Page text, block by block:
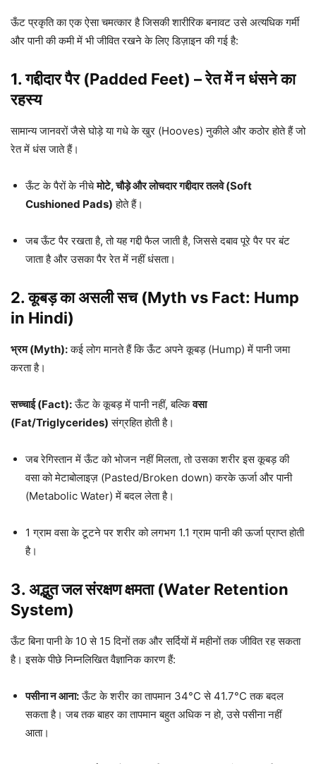
ऊँट प्रकृति का एक ऐसा चमत्कार है जिसकी शारीरिक बनावट उसे अत्यधिक गर्मी
और पानी की कमी में भी जीवित रखने के लिए डिज़ाइन की गई है:
1. गद्दीदार पैर (Padded Feet) – रेत में न धंसने का
रहस्य
सामान्य जानवरों जैसे घोड़े या गधे के खुर (Hooves) नुकीले और कठोर होते हैं जो
रेत में धंस जाते हैं।
ऊँट के पैरों के नीचेमोटे, चौड़े और लोचदार गद्दीदार तलवे (Soft
Cushioned Pads) होते हैं।
जब ऊँट पैर रखता है, तो यह गद्दी फैल जाती है, जिससे दबाव पूरे पैर पर बंट
जाता है और उसका पैर रेत में नहीं धंसता।
2. कूबड़ का असली सच (Myth vs Fact: Hump
in Hindi)
भ्रम (Myth):कई लोग मानते हैं कि ऊँट अपने कूबड़ (Hump) में पानी जमा
करता है।
सच्चाई (Fact):ऊँट के कूबड़ में पानी नहीं, बल्किवसा
(Fat/Triglycerides) संग्रहित होती है।
जब रेगिस्तान में ऊँट को भोजन नहीं मिलता, तो उसका शरीर इस कूबड़ की
वसा को मेटाबोलाइज़ (Pasted/Broken down) करके ऊर्जा और पानी
(Metabolic Water) में बदल लेता है।
1 ग्राम वसा के टूटने पर शरीर को लगभग 1.1 ग्राम पानी की ऊर्जा प्राप्त होती
है।
3. अद्भुत जल संरक्षण क्षमता (Water Retention
System)
ऊँट बिना पानी के 10 से 15 दिनों तक और सर्दियों में महीनों तक जीवित रह सकता
है। इसके पीछे निम्नलिखित वैज्ञानिक कारण हैं:
पसीना न आना:ऊँट के शरीर का तापमान 34°C से 41.7°C तक बदल
सकता है। जब तक बाहर का तापमान बहुत अधिक न हो, उसे पसीना नहीं
आता।